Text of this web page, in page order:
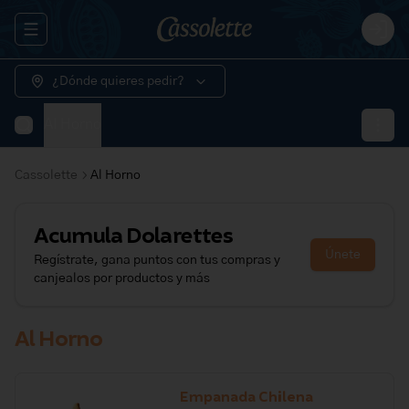
Abrir menu de navegación Login
¿Dónde quieres pedir?
Cassolette Al Horno
AcumulaDolarettes
Regístrate, gana puntos con tus compras y
canjealos por productos y más
Únete
Al Horno
Empanada Chilena